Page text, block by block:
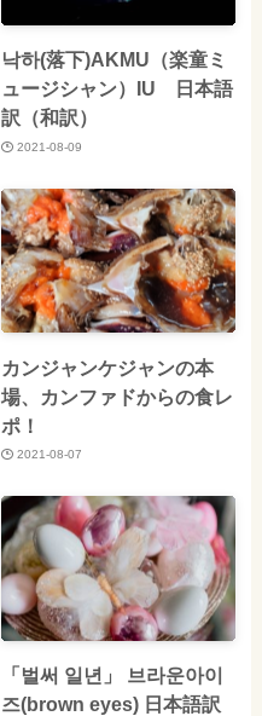
낙하(落下)AKMU（楽童ミ
ュージシャン）IU 日本語
訳（和訳）
2021-08-09
カンジャンケジャンの本
場、カンファドからの食レ
ポ！
2021-08-07
「벌써 일년」 브라운아이
즈(brown eyes) 日本語訳